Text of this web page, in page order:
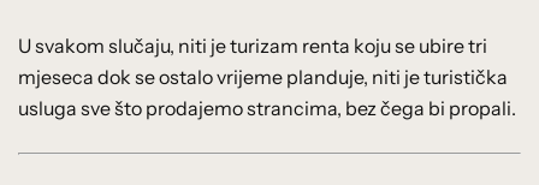
U svakom slučaju, niti je turizam renta koju se ubire tri
mjeseca dok se ostalo vrijeme planduje, niti je turistička
usluga sve što prodajemo strancima, bez čega bi propali.